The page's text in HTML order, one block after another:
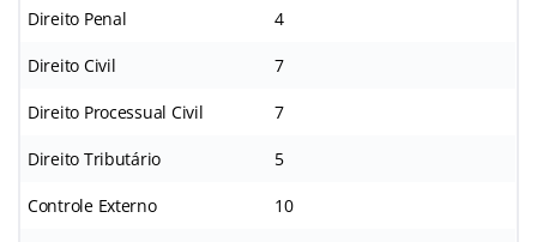
Direito Penal 4
Direito Civil 7
Direito Processual Civil 7
Direito Tributário 5
Controle Externo 10